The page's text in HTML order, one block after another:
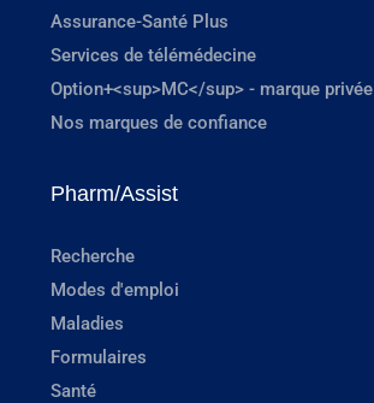
Assurance-Santé Plus
Services de télémédecine
Option+<sup>MC</sup> - marque privée
Nos marques de confiance
Pharm/Assist
Recherche
Modes d'emploi
Maladies
Formulaires
Santé